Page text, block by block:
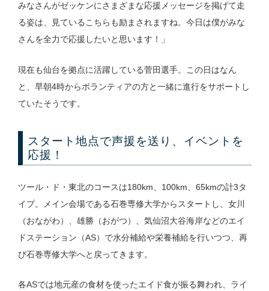
みなさんがゼッケンにさまざまな応援メッセージを掲げて走
る姿は、見ているこちらも励まされますね。今日は僕がみな
さんを全力で応援したいと思います！」
現在も仙台を拠点に活躍している菅田選手。この日はなん
と、早朝4時からボランティアの方と一緒に進行をサポートし
ていたそうです。
スタート地点で声援を送り、イベントを
応援！
ツール・ド・東北のコースは180km、100km、65kmの計3タ
イプ。メイン会場である石巻専修大学からスタートし、女川
（おながわ）、雄勝（おがつ）、気仙沼大谷海岸などのエイ
ドステーション（AS）で水分補給や栄養補給を行いつつ、再
び石巻専修大学へと戻ってきます。
各ASでは地元産の食材を使ったエイド食が振る舞われ、ライ